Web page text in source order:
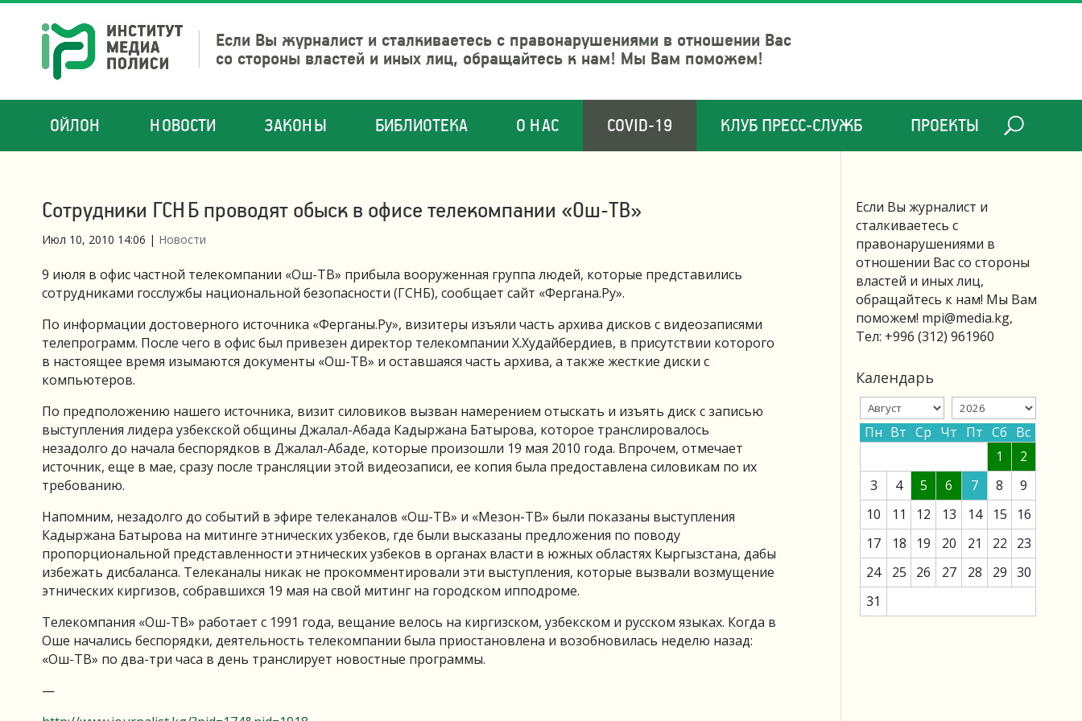
Если Вы журналист и сталкиваетесь с правонарушениями в отношении Вас
со стороны властей и иных лиц, обращайтесь к нам! Мы Вам поможем!
ОЙЛОН НОВОСТИ ЗАКОНЫ БИБЛИОТЕКА О НАС COVID-19 КЛУБ ПРЕСС-СЛУЖБ ПРОЕКТЫ
Сотрудники ГСНБ проводят обыск в офисе телекомпании «Ош-ТВ»
Июл 10, 2010 14:06 | Новости
9 июля в офис частной телекомпании «Ош-ТВ» прибыла вооруженная группа людей, которые представились
сотрудниками госслужбы национальной безопасности (ГСНБ), сообщает сайт «Фергана.Ру».
По информации достоверного источника «Ферганы.Ру», визитеры изъяли часть архива дисков с видеозаписями
телепрограмм. После чего в офис был привезен директор телекомпании Х.Худайбердиев, в присутствии которого
в настоящее время изымаются документы «Ош-ТВ» и оставшаяся часть архива, а также жесткие диски с
компьютеров.
По предположению нашего источника, визит силовиков вызван намерением отыскать и изъять диск с записью
выступления лидера узбекской общины Джалал-Абада Кадыржана Батырова, которое транслировалось
незадолго до начала беспорядков в Джалал-Абаде, которые произошли 19 мая 2010 года. Впрочем, отмечает
источник, еще в мае, сразу после трансляции этой видеозаписи, ее копия была предоставлена силовикам по их
требованию.
Напомним, незадолго до событий в эфире телеканалов «Ош-ТВ» и «Мезон-ТВ» были показаны выступления
Кадыржана Батырова на митинге этнических узбеков, где были высказаны предложения по поводу
пропорциональной представленности этнических узбеков в органах власти в южных областях Кыргызстана, дабы
избежать дисбаланса. Телеканалы никак не прокомментировали эти выступления, которые вызвали возмущение
этнических киргизов, собравшихся 19 мая на свой митинг на городском ипподроме.
Телекомпания «Ош-ТВ» работает с 1991 года, вещание велось на киргизском, узбекском и русском языках. Когда в
Оше начались беспорядки, деятельность телекомпании была приостановлена и возобновилась неделю назад:
«Ош-ТВ» по два-три часа в день транслирует новостные программы.
—
Если Вы журналист и
сталкиваетесь с
правонарушениями в
отношении Вас со стороны
властей и иных лиц,
обращайтесь к нам! Мы Вам
поможем! mpi@media.kg,
Тел: +996 (312) 961960
Календарь
Пн Вт Ср Чт Пт Сб Вс
1
2
3
4 5 6 7 8
9
10
11 12 13 14 15
16
17
18 19 20 21 22
23
24
25 26 27 28 29 30
31